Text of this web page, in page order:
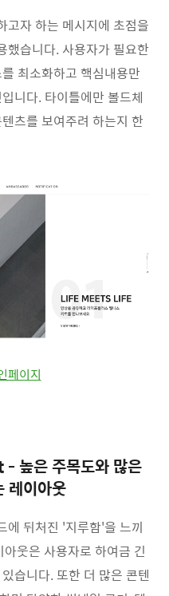
고자 하는 메시지에 초점을
했습니다. 사용자가 필요한
최소화하고 핵심내용만
니다. 타이틀에만 볼드체
츠를 보여주려 하는지 한
페이지
은 주목도와 많은
레이아웃
에 뒤처진 '지루함'을 느끼
웃은 사용자로 하여금 긴
습니다. 또한 더 많은 콘텐